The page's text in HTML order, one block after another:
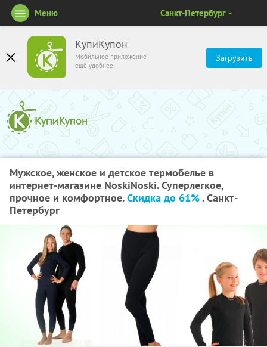
КупиКупон
Мобильное приложение
ещё удобнее
Загрузить
Меню Санкт-Петербург
Мужское, женское и детское термобелье в
интернет-магазине NoskiNoski. Суперлегкое,
прочное и комфортное.Скидка до 61%. Санкт-
Петербург